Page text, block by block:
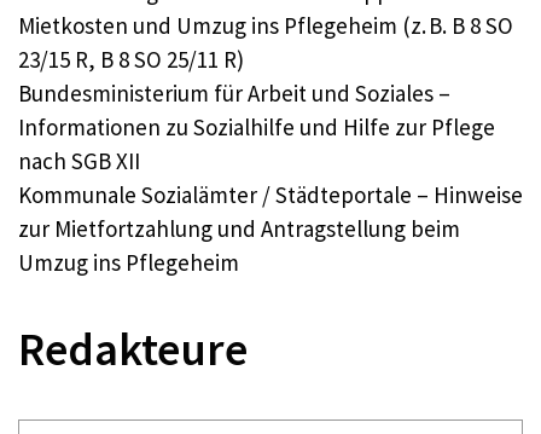
Mietkosten und Umzug ins Pflegeheim (z. B. B 8 SO
23/15 R, B 8 SO 25/11 R)
Bundesministerium für Arbeit und Soziales –
Informationen zu Sozialhilfe und Hilfe zur Pflege
nach SGB XII
Kommunale Sozialämter / Städteportale – Hinweise
zur Mietfortzahlung und Antragstellung beim
Umzug ins Pflegeheim
Redakteure